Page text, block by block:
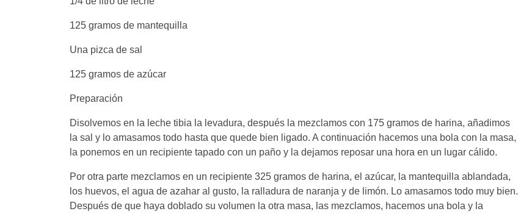
125 gramos de mantequilla
Una pizca de sal
125 gramos de azúcar
Preparación
Disolvemos en la leche tibia la levadura, después la mezclamos con 175 gramos de harina, añadimos
la sal y lo amasamos todo hasta que quede bien ligado. A continuación hacemos una bola con la masa,
la ponemos en un recipiente tapado con un paño y la dejamos reposar una hora en un lugar cálido.
Por otra parte mezclamos en un recipiente 325 gramos de harina, el azúcar, la mantequilla ablandada,
los huevos, el agua de azahar al gusto, la ralladura de naranja y de limón. Lo amasamos todo muy bien.
Después de que haya doblado su volumen la otra masa, las mezclamos, hacemos una bola y la